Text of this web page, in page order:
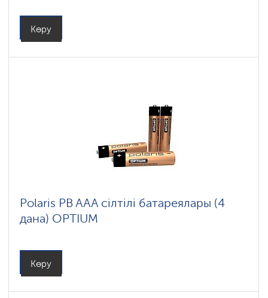
Көру
Polaris PB AAA сілтілі батареялары (4
дана) OPTIUM
Көру